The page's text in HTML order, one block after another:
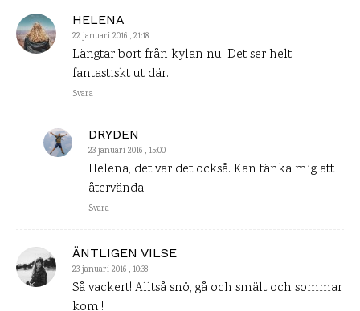
HELENA
22 januari 2016 , 21:18
Längtar bort från kylan nu. Det ser helt
fantastiskt ut där.
Svara
DRYDEN
23 januari 2016 , 15:00
Helena, det var det också. Kan tänka mig att
återvända.
Svara
ÄNTLIGEN VILSE
23 januari 2016 , 10:38
Så vackert! Alltså snö, gå och smält och sommar